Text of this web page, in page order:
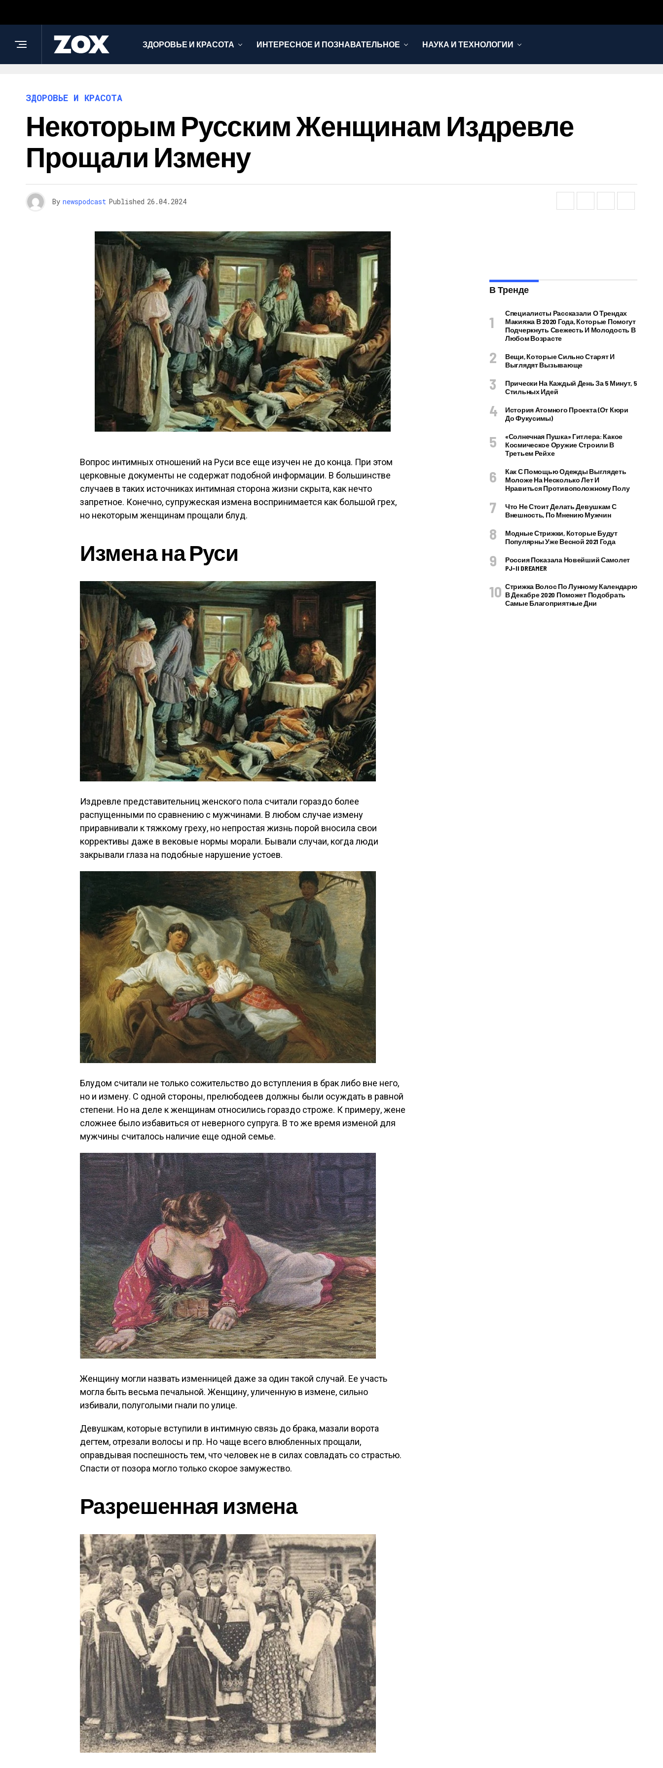
ЗДОРОВЬЕ И КРАСОТА ИНТЕРЕСНОЕ И ПОЗНАВАТЕЛЬНОЕ НАУКА И ТЕХНОЛОГИИ
ЗДОРОВЬЕ И КРАСОТА
Некоторым Русским Женщинам Издревле
Прощали Измену
By newspodcast Published 26.04.2024
Вопрос интимных отношений на Руси все еще изучен не до конца. При этом
церковные документы не содержат подобной информации. В большинстве
случаев в таких источниках интимная сторона жизни скрыта, как нечто
запретное. Конечно, супружеская измена воспринимается как большой грех,
но некоторым женщинам прощали блуд.
Измена на Руси
Издревле представительниц женского пола считали гораздо более
распущенными по сравнению с мужчинами. В любом случае измену
приравнивали к тяжкому греху, но непростая жизнь порой вносила свои
коррективы даже в вековые нормы морали. Бывали случаи, когда люди
закрывали глаза на подобные нарушение устоев.
Блудом считали не только сожительство до вступления в брак либо вне него,
но и измену. С одной стороны, прелюбодеев должны были осуждать в равной
степени. Но на деле к женщинам относились гораздо строже. К примеру, жене
сложнее было избавиться от неверного супруга. В то же время изменой для
мужчины считалось наличие еще одной семье.
Женщину могли назвать изменницей даже за один такой случай. Ее участь
могла быть весьма печальной. Женщину, уличенную в измене, сильно
избивали, полуголыми гнали по улице.
Девушкам, которые вступили в интимную связь до брака, мазали ворота
дегтем, отрезали волосы и пр. Но чаще всего влюбленных прощали,
оправдывая поспешность тем, что человек не в силах совладать со страстью.
Спасти от позора могло только скорое замужество.
Разрешенная измена
В Тренде
Специалисты Рассказали О Трендах
Макияжа В 2020 Года, Которые Помогут
Подчеркнуть Свежесть И Молодость В
Любом Возрасте
Вещи, Которые Сильно Старят И
Выглядят Вызывающе
Прически На Каждый День За 5 Минут, 5
Стильных Идей
История Атомного Проекта (от Кюри
До Фукусимы)
«Солнечная Пушка» Гитлера: Какое
Космическое Оружие Строили В
Третьем Рейхе
Как С Помощью Одежды Выглядеть
Моложе На Несколько Лет И
Нравиться Противоположному Полу
Что Не Стоит Делать Девушкам С
Внешность, По Мнению Мужчин
Модные Стрижки, Которые Будут
Популярны Уже Весной 2021 Года
Россия Показала Новейший Самолет
PJ–II DREAMER
Стрижка Волос По Лунному Календарю
В Декабре 2020 Поможет Подобрать
Самые Благоприятные Дни